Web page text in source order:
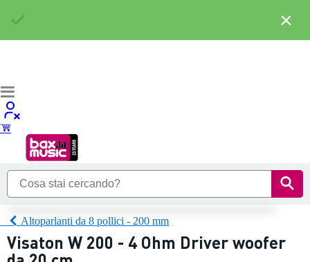
Altoparlanti da 8 pollici - 200 mm
Visaton W 200 - 4 Ohm Driver woofer
×